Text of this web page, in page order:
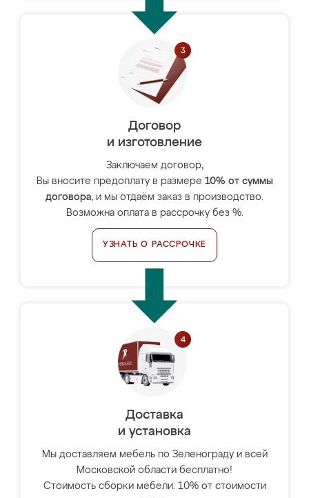
Договор
и изготовление
Заключаем договор,
Вы вносите предоплату в размере 10% от суммы
договора, и мы отдаём заказ в производство.
Возможна оплата в рассрочку без %.
УЗНАТЬ О РАССРОЧКЕ
Доставка
и установка
Мы доставляем мебель по Зеленограду и всей
Московской области бесплатно!
Стоимость сборки мебели: 10% от стоимости